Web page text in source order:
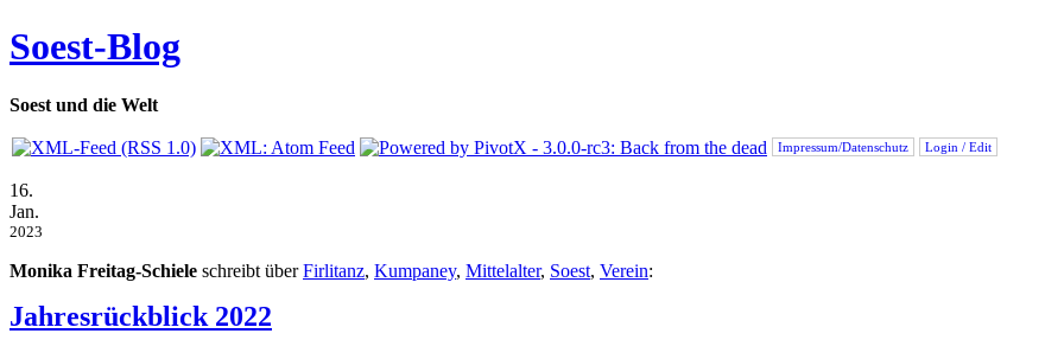
Soest-Blog
Soest und die Welt
Impressum/Datenschutz Login / Edit
16.
Jan.
2023
Monika Freitag-Schiele schreibt überFirlitanz, Kumpaney, Mittelalter, Soest, Verein:
Jahresrückblick 2022